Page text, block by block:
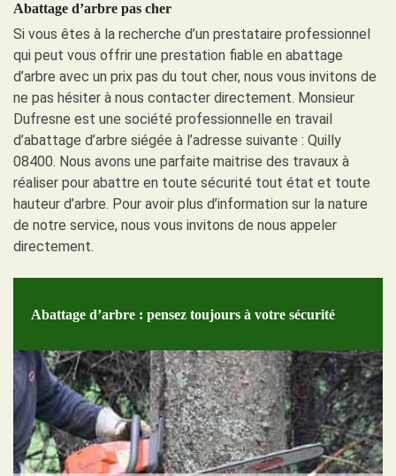
Abattage d’arbre pas cher
Si vous êtes à la recherche d’un prestataire professionnel
qui peut vous offrir une prestation fiable en abattage
d’arbre avec un prix pas du tout cher, nous vous invitons de
ne pas hésiter à nous contacter directement. Monsieur
Dufresne est une société professionnelle en travail
d’abattage d’arbre siégée à l’adresse suivante : Quilly
08400. Nous avons une parfaite maitrise des travaux à
réaliser pour abattre en toute sécurité tout état et toute
hauteur d’arbre. Pour avoir plus d’information sur la nature
de notre service, nous vous invitons de nous appeler
directement.
Abattage d’arbre : pensez toujours à votre sécurité